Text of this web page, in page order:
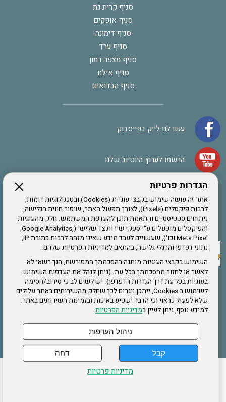
הגדרות פרטיות
אתר זה עושה שימוש בקבצי עוגיות (Cookies) ובטכנולוגיות דומות,
לרבות פיקסלים (Pixels), לצורך תפעול האתר, שיפור חווית הגלישה,
ניתוחים סטטיסטיים והתאמת תוכן להעדפת המשתמש. חלק מהעוגיות
והפיקסלים מופעלים ע"י ספקי שירות צד שלישי (Google Analytics,
Meta Pixel וכו'), שעשויים לעבד מידע שאינו מזהה לרבות כתובת IP,
נתוני דפדפן והרגלי גלישה, בהתאם למדיניות הפרטיות שלהם.
השימוש בקבצי העוגיות מותנה בהסכמתך המפורשת, הנך רשאי לא
לאשר או לחזור מהסכמתך בכל עת. (ניתן לנהל את העדפות השימוש
בעוגיות בכל עת דרך הגדרות הדפדפן). יש לשים לב כי סירוב/חסימה
לשימוש ב Cookies, ייתכן ויגרום לכך שחלק מהשירותים באתר עלולים
שלא לפעול כראוי וכי הדבר ישפיע באיכות ובזמינות השירותים באתר.
למידע נוסף, ניתן לעיין במדיניות הפרטיות.
קבל דחה
ניהול העדפות
מדיניות פרטיות
סניף קרית גת
סניף אופקים
סניף דימונה
סניף ערד
סניף מצפה רמון
סניף אילת
סניף הבדואים
עשו לנו לייק בפייסבוק
הרשמו לערוץ היוטיוב שלנו
אתר צה"ל
תקנון האתר
שירותים
תעסוקה
בריאות
הצהרת נגישות לעדכון פרטים אישיים